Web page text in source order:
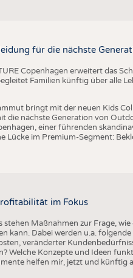
für die nächste
Copenhagen erweitert das
Familien künftig über alle
bringt mit der neuen Kids
die nächste Generation von
einer führenden
Lücke im Premium-Segment:
im Fokus
Maßnahmen zur Frage,
kann. Dabei werden u.a.
veränderter
Welche Konzepte und Ideen
helfen mir, jetzt und künftig